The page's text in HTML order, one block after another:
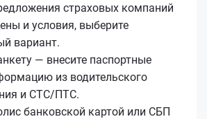
страховых компаний
и условия, выберите
вариант.
— внесите паспортные
из водительского
и СТС/ПТС.
банковской картой или СБП